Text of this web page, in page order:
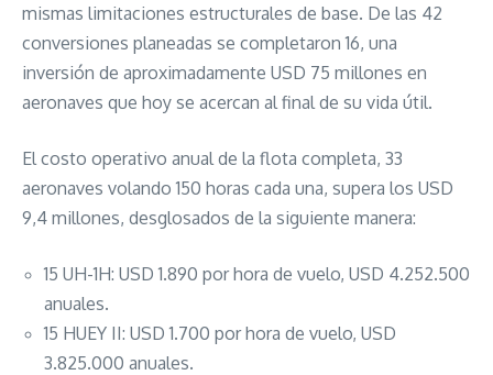
mismas limitaciones estructurales de base. De las 42
conversiones planeadas se completaron 16, una
inversión de aproximadamente USD 75 millones en
aeronaves que hoy se acercan al final de su vida útil.
El costo operativo anual de la flota completa, 33
aeronaves volando 150 horas cada una, supera los USD
9,4 millones, desglosados de la siguiente manera:
15 UH-1H: USD 1.890 por hora de vuelo, USD 4.252.500
anuales.
15 HUEY II: USD 1.700 por hora de vuelo, USD
3.825.000 anuales.